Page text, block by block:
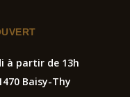
à partir de 13h
470 Baisy-Thy